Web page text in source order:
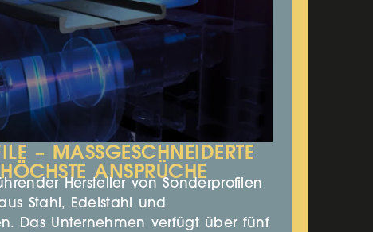
– MASSGESCHNEIDERTE P
ANSPRÜCHE
Hersteller von Sonderprofilen
Stahl, Edelstahl und
Das Unternehmen verfügt über fünf